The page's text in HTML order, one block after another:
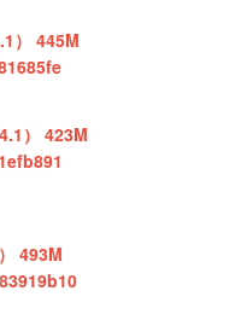
） 445M
） 423M
493M